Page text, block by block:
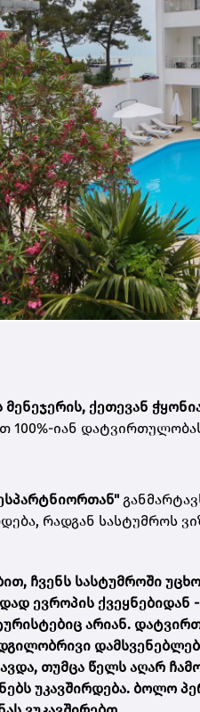
მენეჯერის, ქეთევან
100%-იან
რადგან სასტუმროს
ჩვენს სასტუმროში
ევროპის ქვეყნებიდან
არიან.
თუმცა წელს აღარ
უკავშირდება. ბოლო